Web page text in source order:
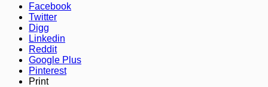
Facebook
Twitter
Digg
Linkedin
Reddit
Google Plus
Pinterest
Print